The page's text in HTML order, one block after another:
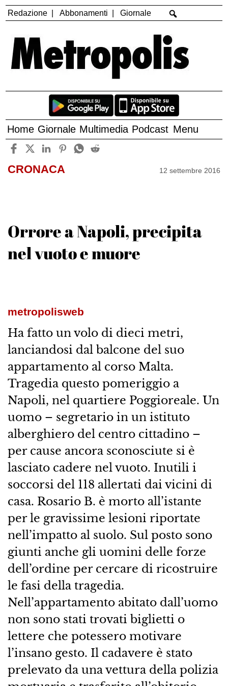
Redazione Abbonamenti Giornale
Home Giornale Multimedia Podcast Menu
CRONACA 12 settembre 2016
Orrore a Napoli, precipita
nel vuoto e muore
metropolisweb
Ha fatto un volo di dieci metri,
lanciandosi dal balcone del suo
appartamento al corso Malta.
Tragedia questo pomeriggio a
Napoli, nel quartiere Poggioreale. Un
uomo – segretario in un istituto
alberghiero del centro cittadino –
per cause ancora sconosciute si è
lasciato cadere nel vuoto. Inutili i
soccorsi del 118 allertati dai vicini di
casa. Rosario B. è morto all’istante
per le gravissime lesioni riportate
nell’impatto al suolo. Sul posto sono
giunti anche gli uomini delle forze
dell’ordine per cercare di ricostruire
le fasi della tragedia.
Nell’appartamento abitato dall’uomo
non sono stati trovati biglietti o
lettere che potessero motivare
l’insano gesto. Il cadavere è stato
prelevato da una vettura della polizia